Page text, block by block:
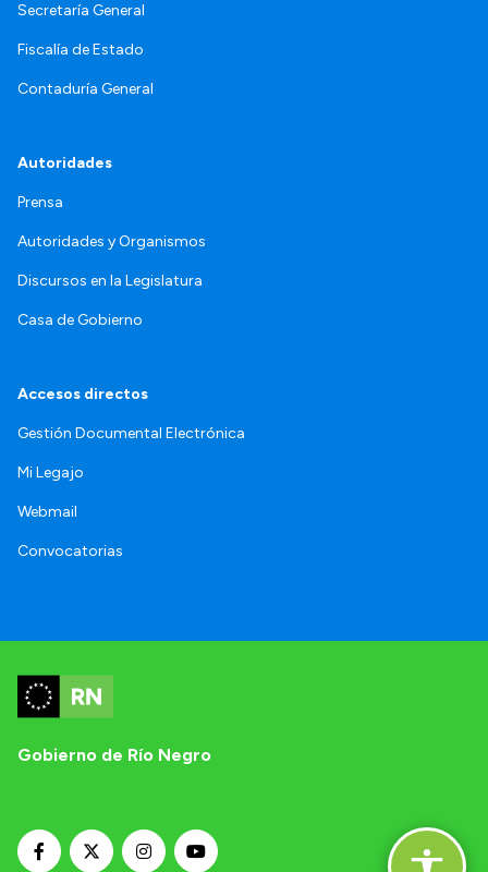
Secretaría General
Fiscalía de Estado
Contaduría General
Autoridades
Prensa
Autoridades y Organismos
Discursos en la Legislatura
Casa de Gobierno
Accesos directos
Gestión Documental Electrónica
Mi Legajo
Webmail
Convocatorias
Gobierno de Río Negro